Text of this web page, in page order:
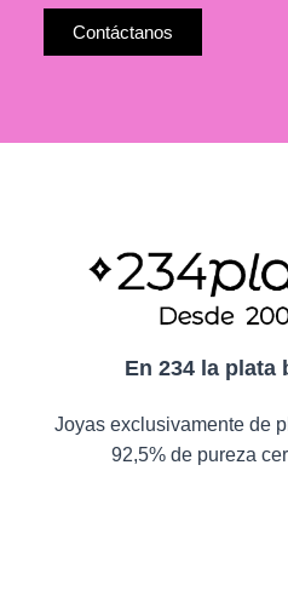
Contáctanos
En 234 la plata
Joyas exclusivamente de
92,5% de pureza